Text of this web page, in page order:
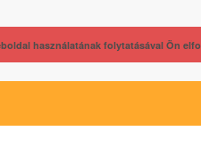
használatának folytatásával Ön